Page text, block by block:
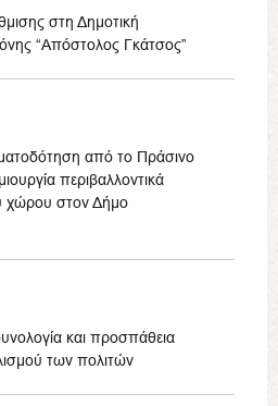
στη Δημοτική
“Απόστολος Γκάτσος”
από το Πράσινο
περιβαλλοντικά
χώρου στον Δήμο
και προσπάθεια
των πολιτών